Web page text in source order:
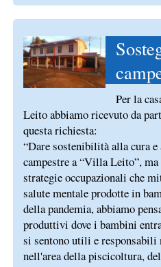
Per la
Leito abbiamo ricevuto da
questa richiesta:
“Dare sostenibilità alla cura
campestre a “Villa Leito”,
strategie occupazionali che
salute mentale prodotte in
della pandemia, abbiamo
produttivi dove i bambini
si sentono utili e
nell'area della piscicoltura,